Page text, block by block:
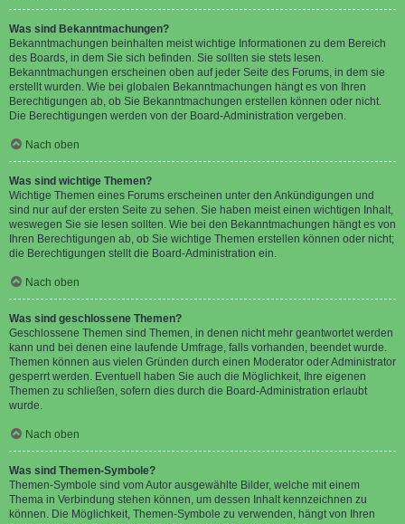
Was sind Bekanntmachungen?
Bekanntmachungen beinhalten meist wichtige Informationen zu dem Bereich
des Boards, in dem Sie sich befinden. Sie sollten sie stets lesen.
Bekanntmachungen erscheinen oben auf jeder Seite des Forums, in dem sie
erstellt wurden. Wie bei globalen Bekanntmachungen hängt es von Ihren
Berechtigungen ab, ob Sie Bekanntmachungen erstellen können oder nicht.
Die Berechtigungen werden von der Board-Administration vergeben.
Nach oben
Was sind wichtige Themen?
Wichtige Themen eines Forums erscheinen unter den Ankündigungen und
sind nur auf der ersten Seite zu sehen. Sie haben meist einen wichtigen Inhalt,
weswegen Sie sie lesen sollten. Wie bei den Bekanntmachungen hängt es von
Ihren Berechtigungen ab, ob Sie wichtige Themen erstellen können oder nicht;
die Berechtigungen stellt die Board-Administration ein.
Nach oben
Was sind geschlossene Themen?
Geschlossene Themen sind Themen, in denen nicht mehr geantwortet werden
kann und bei denen eine laufende Umfrage, falls vorhanden, beendet wurde.
Themen können aus vielen Gründen durch einen Moderator oder Administrator
gesperrt werden. Eventuell haben Sie auch die Möglichkeit, Ihre eigenen
Themen zu schließen, sofern dies durch die Board-Administration erlaubt
wurde.
Nach oben
Was sind Themen-Symbole?
Themen-Symbole sind vom Autor ausgewählte Bilder, welche mit einem
Thema in Verbindung stehen können, um dessen Inhalt kennzeichnen zu
können. Die Möglichkeit, Themen-Symbole zu verwenden, hängt von Ihren